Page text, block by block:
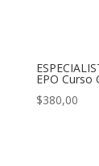
EPO Curso
$380,00